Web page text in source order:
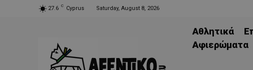
27.6 C Cyprus Saturday, August 8, 2026
Αθλητικά
Aφιερώματα